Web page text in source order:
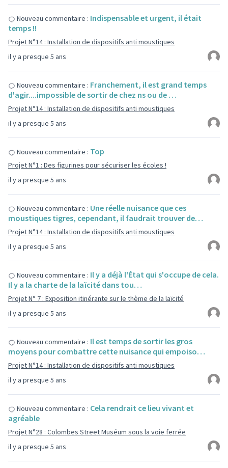
il y a presque 5 ans
Nouveau commentaire : Indispensable et urgent, il était
temps !!
Projet N°14 : Installation de dispositifs anti moustiques
il y a presque 5 ans
Nouveau commentaire : Franchement, il est grand temps
d'agir....impossible de sortir de chez ns ou de …
Projet N°14 : Installation de dispositifs anti moustiques
il y a presque 5 ans
Nouveau commentaire : Top
Projet N°1 : Des figurines pour sécuriser les écoles !
il y a presque 5 ans
Nouveau commentaire : Une réelle nuisance que ces
moustiques tigres, cependant, il faudrait trouver de…
Projet N°14 : Installation de dispositifs anti moustiques
il y a presque 5 ans
Nouveau commentaire : Il y a déjà l'État qui s'occupe de cela.
Il y a la charte de la laïcité dans tou…
Projet N° 7 : Exposition itinérante sur le thème de la laïcité
il y a presque 5 ans
Nouveau commentaire : Il est temps de sortir les gros
moyens pour combattre cette nuisance qui empoiso…
Projet N°14 : Installation de dispositifs anti moustiques
il y a presque 5 ans
Nouveau commentaire : Cela rendrait ce lieu vivant et
agréable
Projet N°28 : Colombes Street Muséum sous la voie ferrée